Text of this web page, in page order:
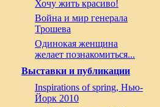
Хочу жить красиво!
Война и мир генерала
Трошева
Одинокая женщина
желает познакомиться...
Выставки и публикации
Inspirations of spring, Нью-
Йорк 2010